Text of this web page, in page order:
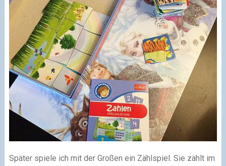
Später spiele ich mit der Großen ein Zählspiel. Sie zählt im